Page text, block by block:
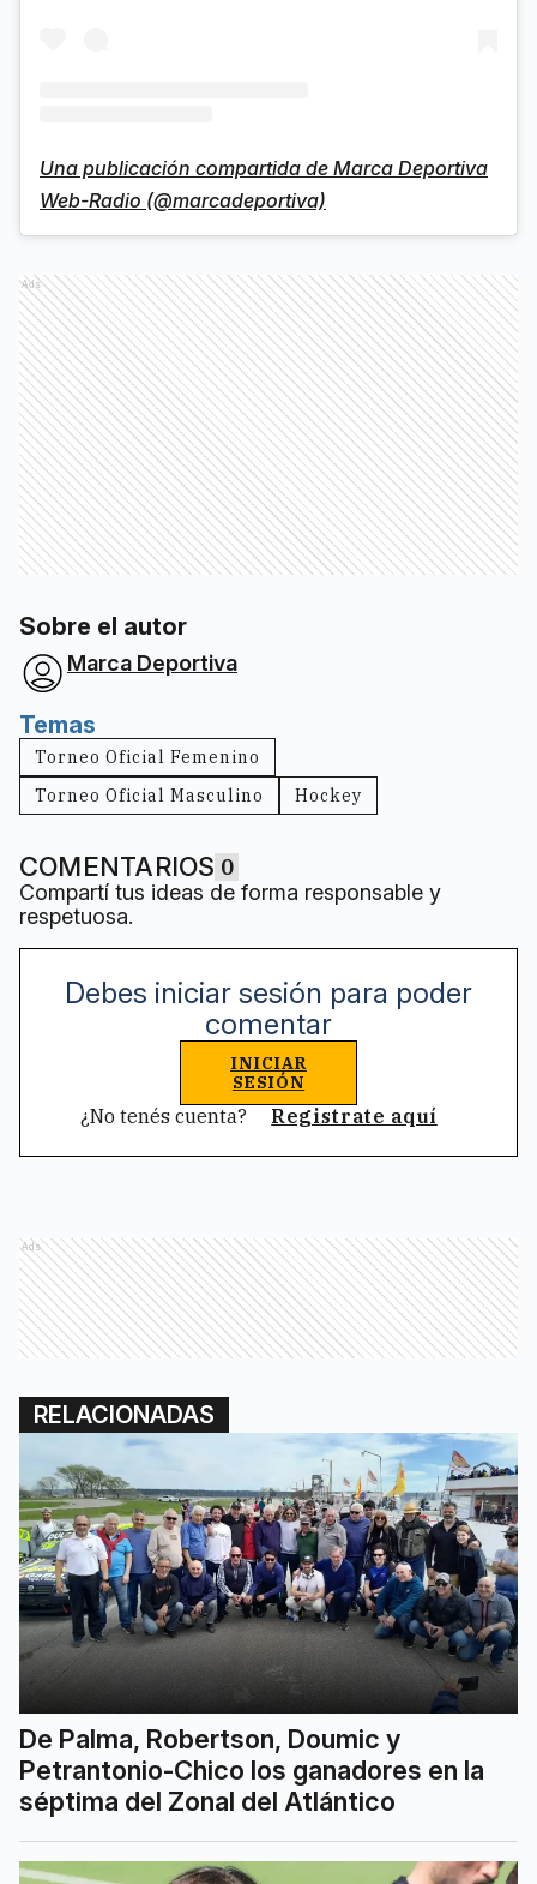
Una publicación compartida de Marca Deportiva
Web-Radio (@marcadeportiva)
Ads
Sobre el autor
Marca Deportiva
Temas
Torneo Oficial Femenino
Torneo Oficial Masculino
Hockey
COMENTARIOS 0
Compartí tus ideas de forma responsable y
respetuosa.
Debes iniciar sesión para poder
comentar
INICIAR
SESIÓN
¿No tenés cuenta? Registrate aquí
Ads
RELACIONADAS
De Palma, Robertson, Doumic y
Petrantonio-Chico los ganadores en la
séptima del Zonal del Atlántico